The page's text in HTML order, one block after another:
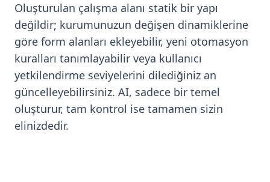
Oluşturulan çalışma alanı statik bir yapı
değildir; kurumunuzun değişen dinamiklerine
göre form alanları ekleyebilir, yeni otomasyon
kuralları tanımlayabilir veya kullanıcı
yetkilendirme seviyelerini dilediğiniz an
güncelleyebilirsiniz. AI, sadece bir temel
oluşturur, tam kontrol ise tamamen sizin
elinizdedir.